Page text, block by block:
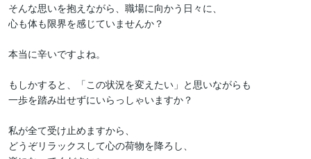
そんな思いを抱えながら、職場に向かう日々に、
心も体も限界を感じていませんか？
本当に辛いですよね。
もしかすると、「この状況を変えたい」と思いながらも
一歩を踏み出せずにいらっしゃいますか？
私が全て受け止めますから、
どうぞリラックスして心の荷物を降ろし、